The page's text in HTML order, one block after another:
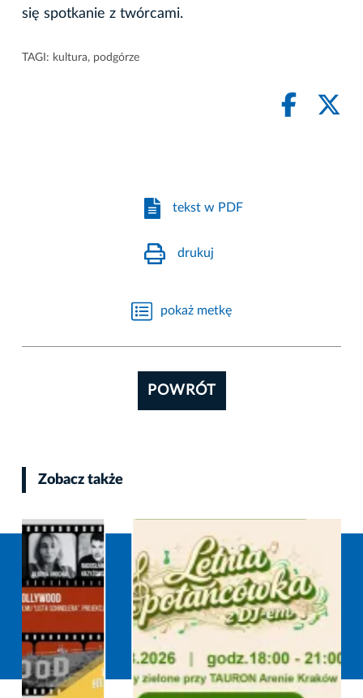
się spotkanie z twórcami.
TAGI: kultura, podgórze
tekst w PDF
drukuj
pokaż metkę
POWRÓT
Zobacz także